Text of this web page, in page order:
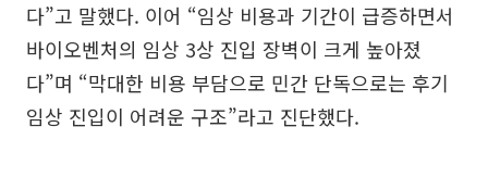
다”고 말했다. 이어 “임상 비용과 기간이 급증하면서
바이오벤처의 임상 3상 진입 장벽이 크게 높아졌
다”며 “막대한 비용 부담으로 민간 단독으로는 후기
임상 진입이 어려운 구조”라고 진단했다.